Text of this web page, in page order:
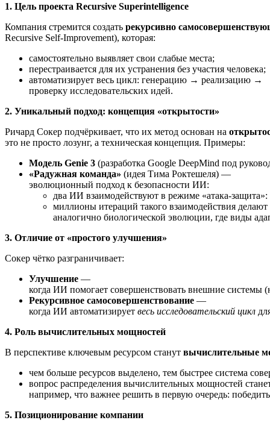
1. Цель проекта Recursive Superintelligence
Компания стремится создать рекурсивно
Recursive Self‑Improvement), которая:
самостоятельно выявляет свои слабые места;
перестраивается для их устранения без участия человека;
автоматизирует весь цикл: генерацию → реализацию →
проверку исследовательских идей.
2. Уникальный подход: концепция «открытости»
Ричард Сокер подчёркивает, что их метод основан на
это не просто лозунг, а техническая концепция. Примеры:
Модель Genie 3 (разработка Google DeepMind под
«Радужная команда» (идея Тима Роктешеля) —
эволюционный подход к безопасности ИИ:
два ИИ взаимодействуют в режиме
миллионы итераций такого взаимодействия
аналогично биологической эволюции, где виды
3. Отличие от «простого улучшения»
Сокер чётко разграничивает:
Улучшение —
когда ИИ помогает совершенствовать внешние системы
Рекурсивное самосовершенствование —
когда ИИ автоматизирует весь исследовательский цикл
4. Роль вычислительных мощностей
В перспективе ключевым ресурсом станут вычислительные
чем больше ресурсов выделено, тем быстрее система
вопрос распределения вычислительных мощностей
например, что важнее решить в первую очередь:
5. Позиционирование компании